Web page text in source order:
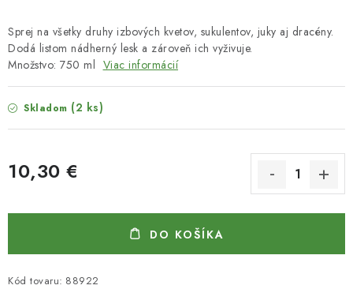
PRIESADY ZELENINY
Kontakty
Obchodné podmienky
Sprej na všetky druhy izbových kvetov, sukulentov, juky aj dracény.
Dodá listom nádherný lesk a zároveň ich vyživuje.
Množstvo: 750 ml Viac informácií
Skladom (2 ks)
10,30 €
DO KOŠÍKA
Kód tovaru: 88922